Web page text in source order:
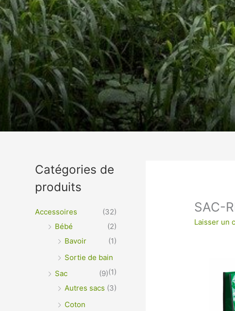
Un vêtement à votre
VÊTEMENTS ET OBJETS À PERSONNALISER EN
OPTIMALE ou IMPRESSION SUR TEXTILES…
Catégories de
produits
Accessoires
(32)
Bébé
(2)
Bavoir
(1)
Sortie de bain
(1)
Sac
(9)
Autres sacs (3)
Coton
SAC-
Laisser un